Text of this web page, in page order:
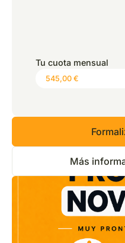
Tu cuota mensual
Más